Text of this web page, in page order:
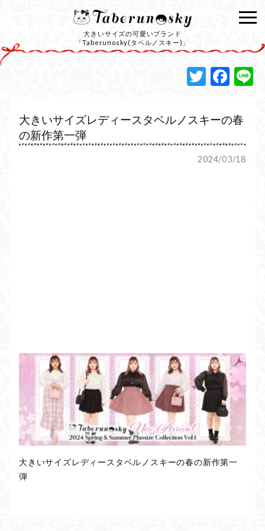
大きいサイズの可愛いブランド
「Taberunosky(タベルノスキー)」
大きいサイズレディースタベルノスキーの春
の新作第一弾
2024/03/18
大きいサイズレディースタベルノスキーの春の新作第一
弾